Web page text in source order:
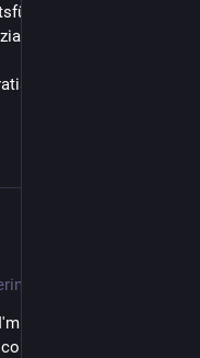
Christina
Gesundheit und
Partei als
unsure how reach
to the people I